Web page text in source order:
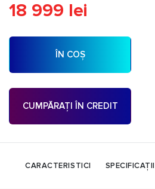
18 999 lei
ÎN COȘ
CUMPĂRAȚI ÎN CREDIT
CARACTERISTICI SPECIFICAȚII